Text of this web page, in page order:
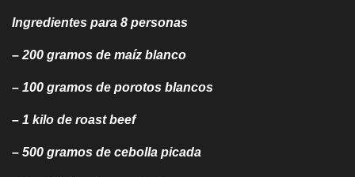
Ingredientes para 8 personas
– 200 gramos de maíz blanco
– 100 gramos de porotos blancos
– 1 kilo de roast beef
– 500 gramos de cebolla picada